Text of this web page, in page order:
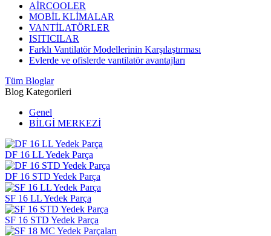
AİRCOOLER
MOBİL KLİMALAR
VANTİLATÖRLER
ISITICILAR
Farklı Vantilatör Modellerinin Karşılaştırması
Evlerde ve ofislerde vantilatör avantajları
Tüm Bloglar
Blog Kategorileri
Genel
BİLGİ MERKEZİ
DF 16 LL Yedek Parça
DF 16 STD Yedek Parça
SF 16 LL Yedek Parça
SF 16 STD Yedek Parça